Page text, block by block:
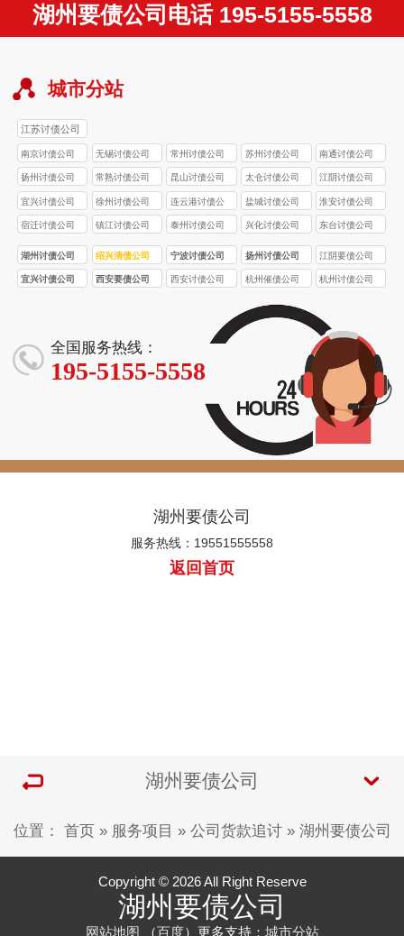
湖州要债公司电话 195-5155-5558
城市分站
江苏讨债公司
南京讨债公司 无锡讨债公司 常州讨债公司 苏州讨债公司 南通讨债公司
扬州讨债公司 常熟讨债公司 昆山讨债公司 太仓讨债公司 江阴讨债公司
宜兴讨债公司 徐州讨债公司
连云港讨债公
司
盐城讨债公司 淮安讨债公司
宿迁讨债公司 镇江讨债公司 泰州讨债公司 兴化讨债公司 东台讨债公司
湖州讨债公司 绍兴清债公司 宁波讨债公司 扬州讨债公司 江阴要债公司
宜兴讨债公司 西安要债公司 西安讨债公司 杭州催债公司 杭州讨债公司
全国服务热线：
195-5155-5558
湖州要债公司
服务热线：19551555558
返回首页
湖州要债公司
位置： 首页» 服务项目 » 公司货款追讨» 湖州要债公司
Copyright © 2026 All Right Reserve
湖州要债公司
网站地图 （百度）更多支持： 城市分站